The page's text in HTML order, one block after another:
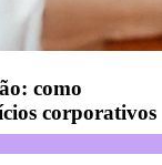
como
corporativos